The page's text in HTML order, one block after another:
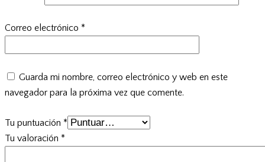
Correo electrónico *
Guarda mi nombre, correo electrónico y web en este
navegador para la próxima vez que comente.
Tu puntuación *
Tu valoración *